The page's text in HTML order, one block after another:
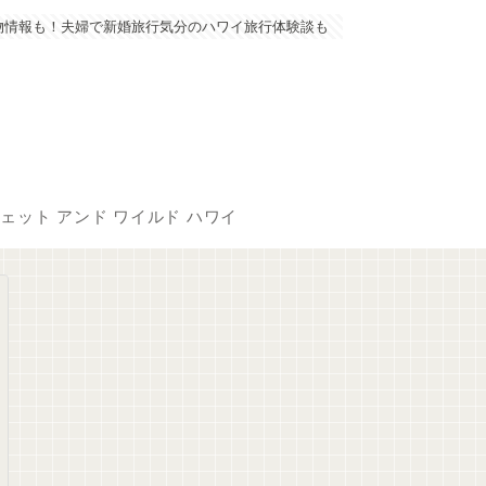
報も！夫婦で新婚旅行気分のハワイ旅行体験談も
ット アンド ワイルド ハワイ